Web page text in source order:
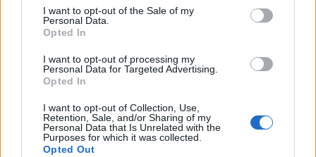
consent section.
I want to opt-out of the Sale of my
Personal Data.
Opted In
I want to opt-out of processing my
Personal Data for Targeted Advertising.
Opted In
I want to opt-out of Collection, Use,
Retention, Sale, and/or Sharing of my
Personal Data that Is Unrelated with the
Purposes for which it was collected.
Opted Out
Άτομα με αναπηρία
Οι τελικές λεπτομέρειες για τα ποσά αναμένεται να
ανακοινωθούν με την επίσημη προκήρυξη.
Γιατί αξίζει να συμμετάσχετε